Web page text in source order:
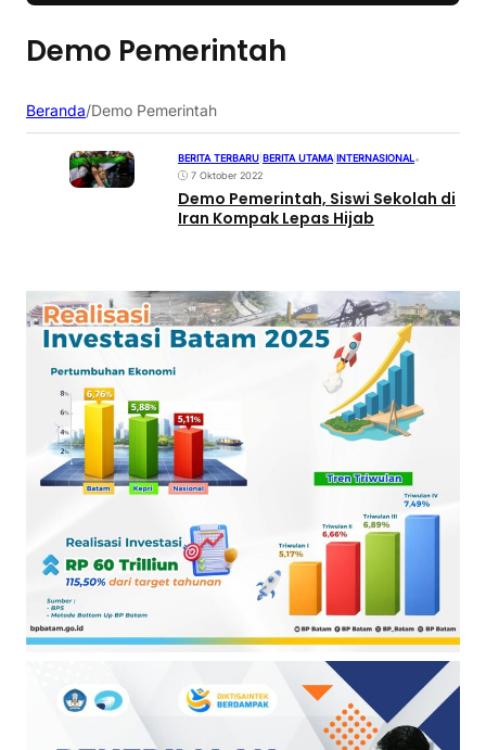
Demo Pemerintah
Beranda/Demo Pemerintah
BERITA TERBARU BERITA UTAMA| INTERNASIONAL•
7 Oktober 2022
Demo Pemerintah, Siswi Sekolah di
Iran Kompak Lepas Hijab